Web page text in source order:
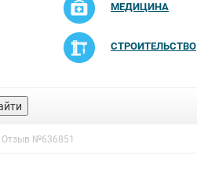
МЕДИЦИНА
СТРОИТЕЛЬСТВО
Отзыв №636851